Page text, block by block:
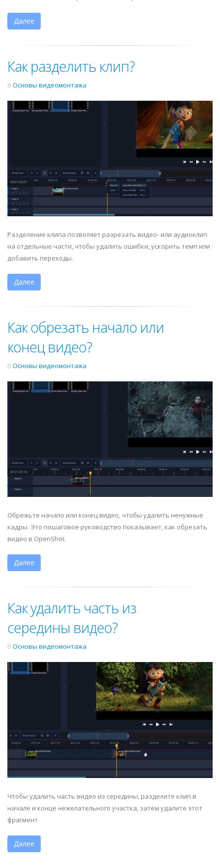
Далее
Как разделить клип?
В Основы видеомонтажа
Разделение клипа позволяет разрезать видео- или аудиоклип
на отдельные части, чтобы удалить ошибки, ускорить темп или
добавить переходы.
Далее
Как обрезать начало или
конец видео?
В Основы видеомонтажа
Обрежьте начало или конец видео, чтобы удалить ненужные
кадры. Это пошаговое руководство показывает, как обрезать
видео в OpenShot.
Далее
Как удалить часть из
середины видео?
В Основы видеомонтажа
Чтобы удалить часть видео из середины, разделите клип в
начале и конце нежелательного участка, затем удалите этот
фрагмент.
Далее